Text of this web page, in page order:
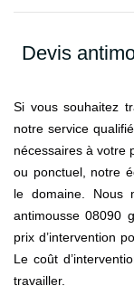
Devis
Si vous souhaitez
notre service
nécessaires à votre
ou ponctuel, notre
le domaine. Nous
antimousse 08090
prix d’intervention
Le coût
travailler.